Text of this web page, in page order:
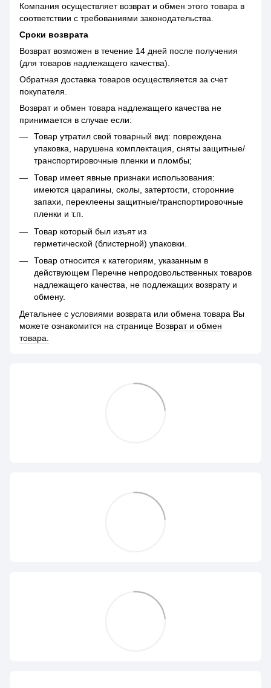
Компания осуществляет возврат и обмен этого товара в
соответствии с требованиями законодательства.
Сроки возврата
Возврат возможен в течение 14 дней после получения
(для товаров надлежащего качества).
Обратная доставка товаров осуществляется за счет
покупателя.
Возврат и обмен товара надлежащего качества не
принимается в случае если:
Товар утратил свой товарный вид: повреждена
упаковка, нарушена комплектация, сняты защитные/
транспортировочные пленки и пломбы;
Товар имеет явные признаки использования:
имеются царапины, сколы, затертости, сторонние
запахи, переклеены защитные/транспортировочные
пленки и т.п.
Товар который был изъят из
герметической (блистерной) упаковки.
Товар относится к категориям, указанным в
действующем Перечне непродовольственных товаров
надлежащего качества, не подлежащих возврату и
обмену.
Детальнее с условиями возврата или обмена товара Вы
можете ознакомится на странице Возврат и обмен
товара.